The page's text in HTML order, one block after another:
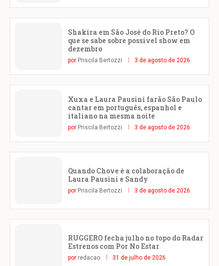
Shakira em São José do Rio Preto? O
que se sabe sobre possível show em
dezembro
por Priscila Bertozzi 3 de agosto de 2026
Xuxa e Laura Pausini farão São Paulo
cantar em português, espanhol e
italiano na mesma noite
por Priscila Bertozzi 3 de agosto de 2026
Quando Chove é a colaboração de
Laura Pausini e Sandy
por Priscila Bertozzi 3 de agosto de 2026
RUGGERO fecha julho no topo do Radar
Estrenos com Por No Estar
por redacao 31 de julho de 2026